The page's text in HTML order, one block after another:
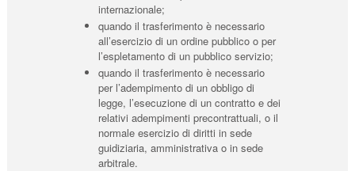
internazionale;
quando il trasferimento è necessario
all’esercizio di un ordine pubblico o per
l’espletamento di un pubblico servizio;
quando il trasferimento è necessario
per l’adempimento di un obbligo di
legge, l’esecuzione di un contratto e dei
relativi adempimenti precontrattuali, o il
normale esercizio di diritti in sede
guidiziaria, amministrativa o in sede
arbitrale.